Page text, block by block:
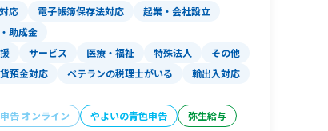
りはメール・LINE・Chatworkで丁寧に
ます。
応 電子帳簿保存法対応
起業・会社設立
助成金
サービス 医療・福祉 特殊法人 その他
預金対応 ベテランの税理士がいる
輸出入対応
告 オンライン やよいの青色申告 弥生給与